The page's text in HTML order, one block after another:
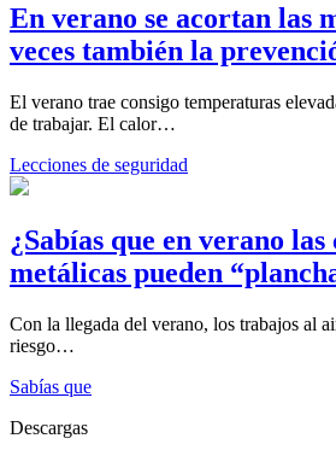
En verano se acortan las
veces también la
El verano trae consigo temperaturas
de trabajar. El calor…
Lecciones de seguridad
¿Sabías que en verano
metálicas pueden
Con la llegada del verano, los trabajos al
riesgo…
Sabías que
Descargas